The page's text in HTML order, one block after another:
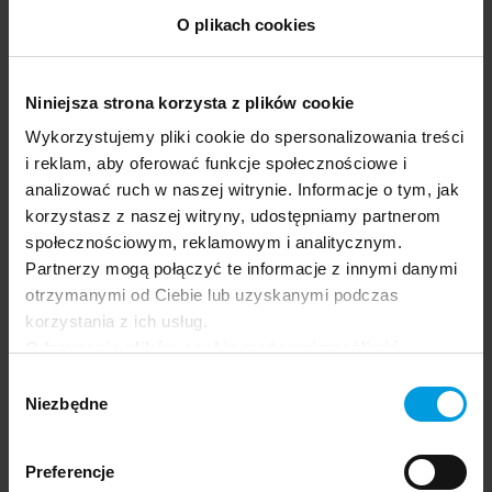
O plikach cookies
Niniejsza strona korzysta z plików cookie
Wykorzystujemy pliki cookie do spersonalizowania treści
i reklam, aby oferować funkcje społecznościowe i
analizować ruch w naszej witrynie. Informacje o tym, jak
korzystasz z naszej witryny, udostępniamy partnerom
społecznościowym, reklamowym i analitycznym.
Partnerzy mogą połączyć te informacje z innymi danymi
otrzymanymi od Ciebie lub uzyskanymi podczas
korzystania z ich usług.
oferowanych na naszej stronie, w tym m.in. z
zgody
Niezbędne
Preferencje
Łukasz Bartosik
Prawnik i filozof, absolwent programu LL.M. in
American Law – podyplomowych studiów
prawniczych – na The Catholic University of
America Columbus School of Law. Członek
rady naukowej czasopisma naukowego
„Journal of Liberty and International Affairs”, a
słownika prawniczego „TransLegal World Law
Dictionary”.